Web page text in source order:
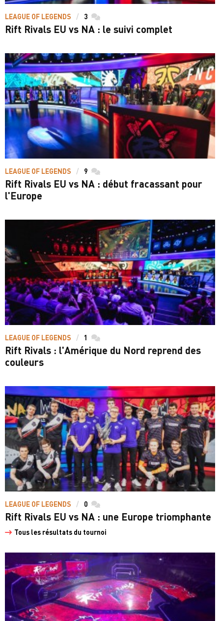
LEAGUE OF LEGENDS 3 commentaires
Rift Rivals EU vs NA : le suivi complet
LEAGUE OF LEGENDS 9 commentaires
Rift Rivals EU vs NA : début fracassant pour
l'Europe
LEAGUE OF LEGENDS 1 commentaires
Rift Rivals : l'Amérique du Nord reprend des
couleurs
LEAGUE OF LEGENDS 0 commentaires
Rift Rivals EU vs NA : une Europe triomphante
Tous les résultats du tournoi